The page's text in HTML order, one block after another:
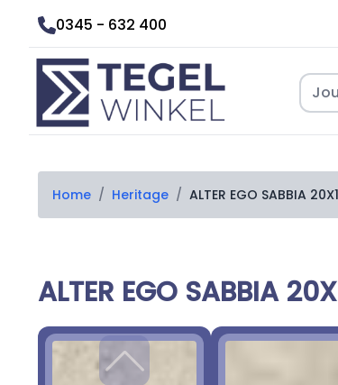
0345 - 632 400
Home / Heritage / ALTER EGO SABBIA
ALTER EGO SABBIA